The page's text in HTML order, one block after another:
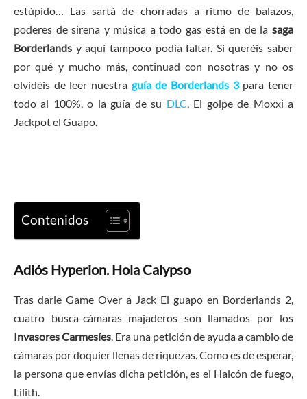
estúpido… Las sartá de chorradas a ritmo de balazos,
poderes de sirena y música a todo gas está en de la saga
Borderlands y aquí tampoco podía faltar. Si queréis saber
por qué y mucho más, continuad con nosotras y no os
olvidéis de leer nuestra guía de Borderlands 3para tener
todo al 100%, o la guía de su DLC, El golpe de Moxxi a
Jackpot el Guapo.
Contenidos
Adiós Hyperion. Hola Calypso
Tras darle Game Over a Jack El guapo en Borderlands 2,
cuatro busca-cámaras majaderos son llamados por los
Invasores Carmesíes. Era una petición de ayuda a cambio de
cámaras por doquier llenas de riquezas. Como es de esperar,
la persona que envías dicha petición, es el Halcón de fuego,
Lilith.